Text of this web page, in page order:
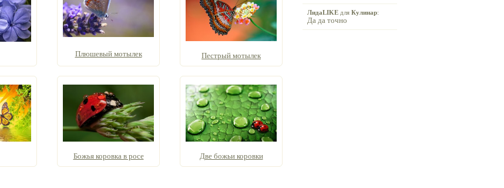
Плюшевый мотылек Пестрый мотылек
Божья коровка в росе Две божьи коровки
ЛидаLIKE для Кулинар:
Да да точно